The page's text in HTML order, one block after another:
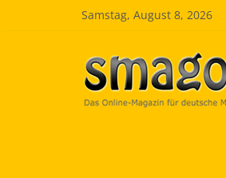
Samstag, August 8, 2026
Smago
SchlagerMAGazinOnline